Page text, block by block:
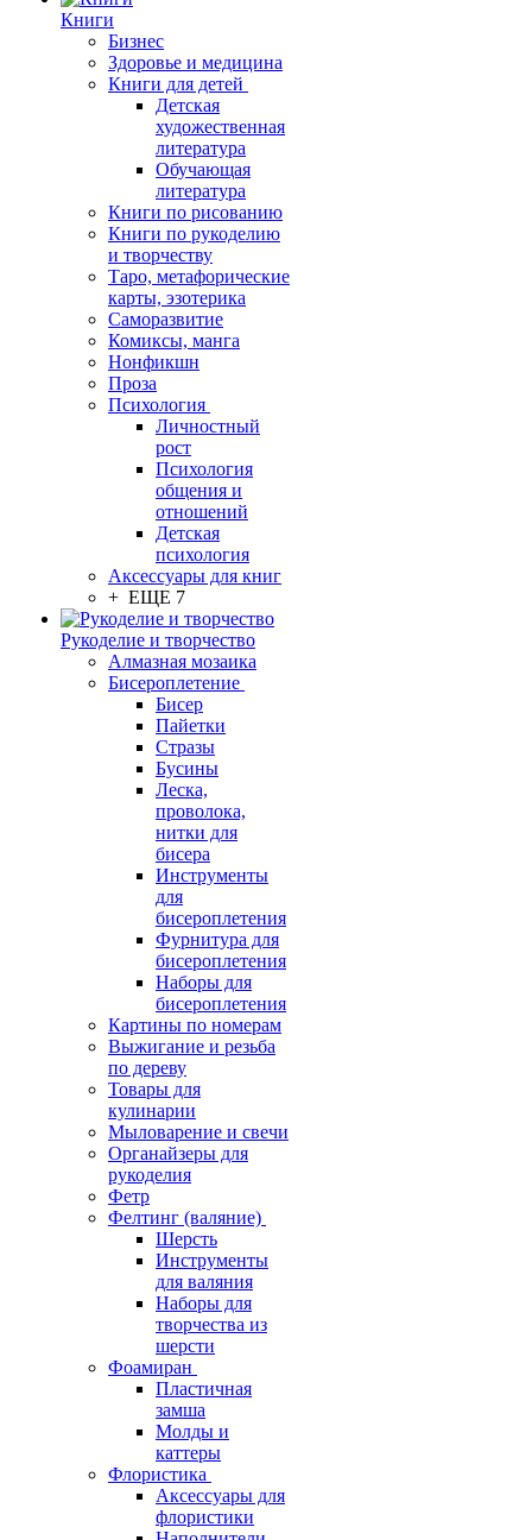
Книги
Бизнес
Здоровье и медицина
Книги для детей
Детская
художественная
литература
Обучающая
литература
Книги по рисованию
Книги по рукоделию
и творчеству
Таро, метафорические
карты, эзотерика
Саморазвитие
Комиксы, манга
Нонфикшн
Проза
Психология
Личностный
рост
Психология
общения и
отношений
Детская
психология
Аксессуары для книг
+ ЕЩЕ 7
Рукоделие и творчество
Алмазная мозаика
Бисероплетение
Бисер
Пайетки
Стразы
Бусины
Леска,
проволока,
нитки для
бисера
Инструменты
для
бисероплетения
Фурнитура для
бисероплетения
Наборы для
бисероплетения
Картины по номерам
Выжигание и резьба
по дереву
Товары для
кулинарии
Мыловарение и свечи
Органайзеры для
рукоделия
Фетр
Фелтинг (валяние)
Шерсть
Инструменты
для валяния
Наборы для
творчества из
шерсти
Фоамиран
Пластичная
замша
Молды и
каттеры
Флористика
Аксессуары для
флористики